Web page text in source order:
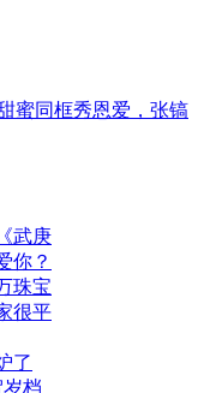
蜜同框秀恩爱，张镐
武庚
你？
珠宝
很平
了
岁档